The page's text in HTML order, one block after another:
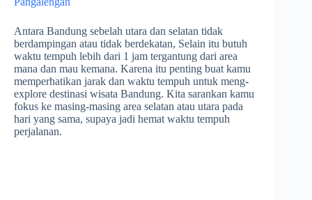
Antara Bandung sebelah utara dan selatan tidak
berdampingan atau tidak berdekatan, Selain itu butuh
waktu tempuh lebih dari 1 jam tergantung dari area
mana dan mau kemana. Karena itu penting buat kamu
memperhatikan jarak dan waktu tempuh untuk meng-
explore destinasi wisata Bandung. Kita sarankan kamu
fokus ke masing-masing area selatan atau utara pada
hari yang sama, supaya jadi hemat waktu tempuh
perjalanan.